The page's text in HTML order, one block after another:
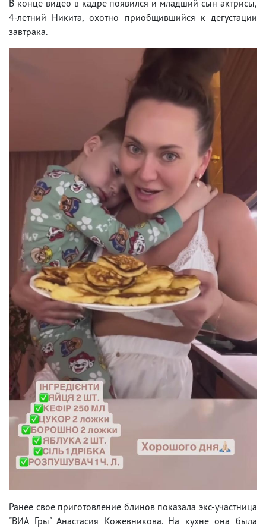
В конце видео в кадре появился и младший сын актрисы,
4-летний Никита, охотно приобщившийся к дегустации
завтрака.
Ранее свое приготовление блинов показала экс-участница
"ВИА Гры" Анастасия Кожевникова. На кухне она была